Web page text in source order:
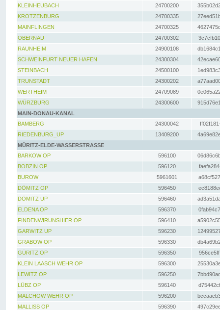
KLEINHEUBACH 24700200
KROTZENBURG
24700335
MAINFLINGEN
24700325
OBERNAU
24700302
RAUNHEIM
24900108
SCHWEINFURT NEUER HAFEN
24300304
STEINBACH
24500100
TRUNSTADT
24300202
WERTHEIM
24709089
WÜRZBURG
24300600
MAIN-DONAU-KANAL
BAMBERG
24300042
RIEDENBURG_UP
13409200
MÜRITZ-ELDE-WASSERSTRASSE
BARKOW OP
596100
BOBZIN OP
596120
BUROW
5961601
DÖMITZ OP
596450
DÖMITZ UP
596460
ELDENA OP
596370
FINDENWIRUNSHIER OP
596410
GARWITZ UP
596230
GRABOW OP
596330
GÜRITZ OP
596350
KLEIN LAASCH WEHR OP
596300
LEWITZ OP
596250
LÜBZ OP
596140
MALCHOW WEHR OP
596200
MALLISS OP
596390